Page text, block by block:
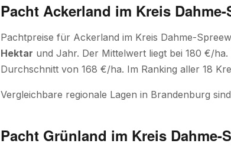
Pacht Ackerland im Kreis Dahme-
Pachtpreise für Ackerland im Kreis Dahme-
Hektar und Jahr. Der Mittelwert liegt bei 180 €/
Durchschnitt von 168 €/ha. Im Ranking aller 18
Vergleichbare regionale Lagen in Brandenburg sind
Pacht Grünland im Kreis Dahme-